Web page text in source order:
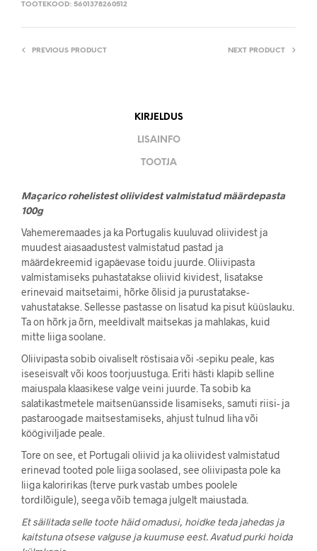
TOOTEKOOD: 5601378260512
PREVIOUS PRODUCT NEXT PRODUCT
KIRJELDUS
LISAINFO
TOOTJA
Maçarico rohelistest oliividest valmistatud määrdepasta
100g
Vahemeremaades ja ka Portugalis kuuluvad oliividest ja
muudest aiasaadustest valmistatud pastad ja
määrdekreemid igapäevase toidu juurde. Oliivipasta
valmistamiseks puhastatakse oliivid kividest, lisatakse
erinevaid maitsetaimi, hõrke õlisid ja purustatakse-
vahustatakse. Sellesse pastasse on lisatud ka pisut küüslauku.
Ta on hõrk ja õrn, meeldivalt maitsekas ja mahlakas, kuid
mitte liiga soolane.
Oliivipasta sobib oivaliselt röstisaia või -sepiku peale, kas
iseseisvalt või koos toorjuustuga. Eriti hästi klapib selline
maiuspala klaasikese valge veini juurde. Ta sobib ka
salatikastmetele maitsenüansside lisamiseks, samuti riisi- ja
pastaroogade maitsestamiseks, ahjust tulnud liha või
köögiviljade peale.
Tore on see, et Portugali oliivid ja ka oliividest valmistatud
erinevad tooted pole liiga soolased, see oliivipasta pole ka
liiga kaloririkas (terve purk vastab umbes poolele
tordilõigule), seega võib temaga julgelt maiustada.
Et säilitada selle toote häid omadusi, hoidke teda jahedas ja
kaitstuna otsese valguse ja kuumuse eest. Avatud purki hoida